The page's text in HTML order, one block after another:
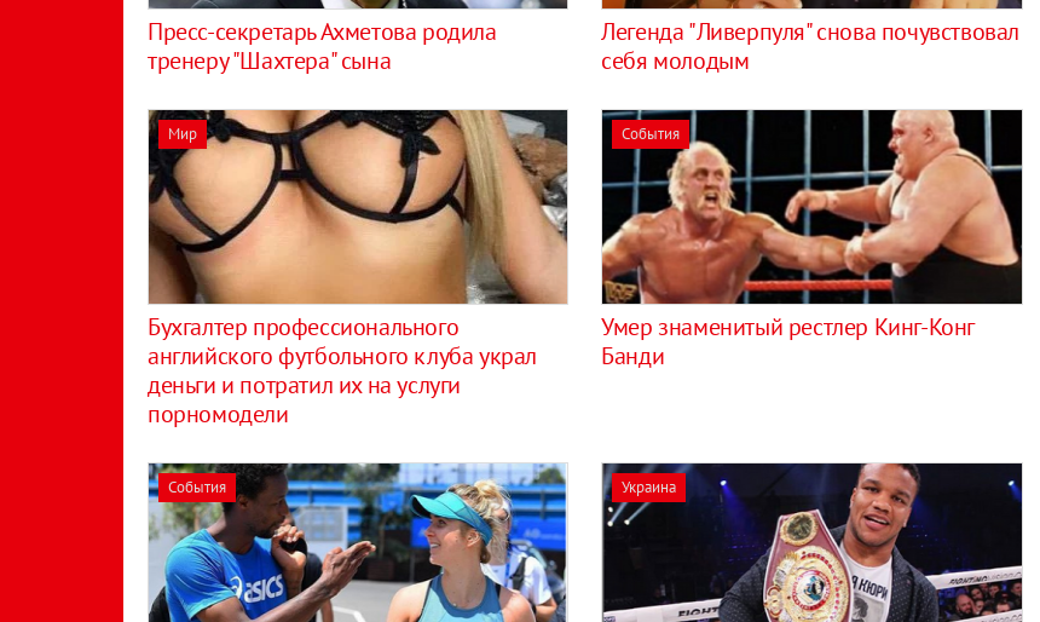
Пресс-секретарь Ахметова родила
тренеру "Шахтера" сына
Легенда "Ливерпуля" снова почувствовал
себя молодым
Мир
Бухгалтер профессионального
английского футбольного клуба украл
деньги и потратил их на услуги
порномодели
События
Умер знаменитый рестлер Кинг-Конг
Банди
События Украина